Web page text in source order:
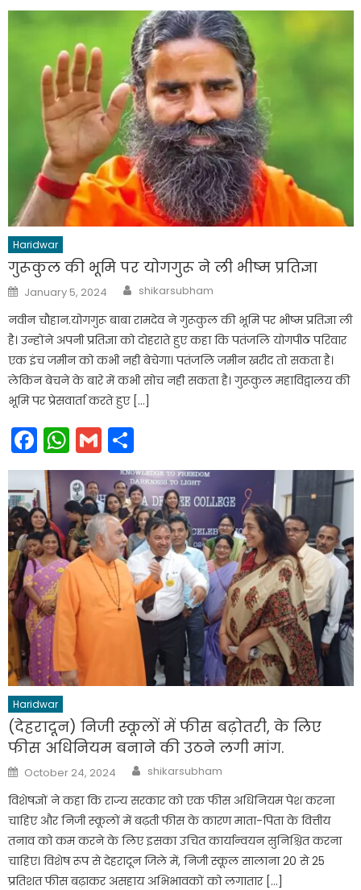
Haridwar
गुरूकुल की भूमि पर योगगुरू ने ली भीष्म प्रतिज्ञा
Posted
on
January 5, 2024 Author
shikarsubham
नवीन चौहान.योगगुरू बाबा रामदेव ने गुरूकुल की भूमि पर भीष्म प्रतिज्ञा ली
है। उन्होंने अपनी प्रतिज्ञा को दोहराते हुए कहा कि पतंजलि योगपीठ परिवार
एक इंच जमीन को कभी नही बेचेगा। पतंजलि जमीन खरीद तो सकता है।
लेकिन बेचने के बारे में कभी सोच नही सकता है। गुरूकुल महाविद्वालय की
भूमि पर प्रेसवार्ता करते हुए […]
Facebook
WhatsApp
Gmail
Haridwar
(देहरादून) निजी स्कूलों में फीस बढ़ोतरी, के लिए
फीस अधिनियम बनाने की उठने लगी मांग.
Posted
on
October 24, 2024 Author
shikarsubham
विशेषज्ञों ने कहा कि राज्य सरकार को एक फीस अधिनियम पेश करना
चाहिए और निजी स्कूलों में बढ़ती फीस के कारण माता-पिता के वित्तीय
तनाव को कम करने के लिए इसका उचित कार्यान्वयन सुनिश्चित करना
चाहिए। विशेष रूप से देहरादून जिले में, निजी स्कूल सालाना 20 से 25
प्रतिशत फीस बढ़ाकर असहाय अभिभावकों को लगातार […]